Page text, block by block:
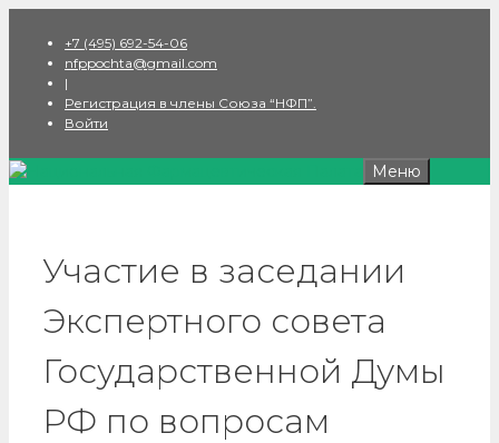
содержимому
+7 (495) 692-54-06
nfppochta@gmail.com
|
Регистрация в члены Союза “НФП”.
Войти
Меню
Участие в заседании
Экспертного совета
Государственной Думы
РФ по вопросам